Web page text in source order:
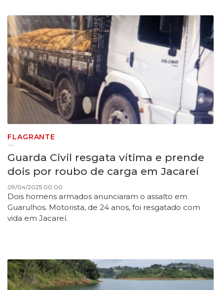
FLAGRANTE
Guarda Civil resgata vítima e prende
dois por roubo de carga em Jacareí
09/04/2025 00:00
Dois homens armados anunciaram o assalto em
Guarulhos. Motorista, de 24 anos, foi resgatado com
vida em Jacareí.